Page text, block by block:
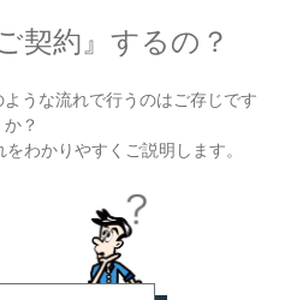
契約』するの？
うな流れで行うのはご存じです
か？
かりやすくご説明します。